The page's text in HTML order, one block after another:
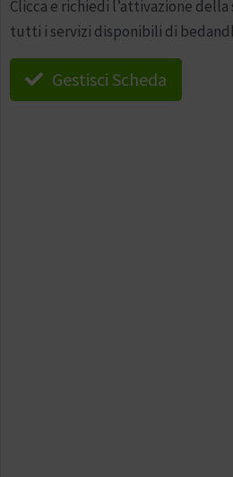
Clicca e richiedi l’attivazione
tutti i servizi disponibili di
Gestisci Scheda